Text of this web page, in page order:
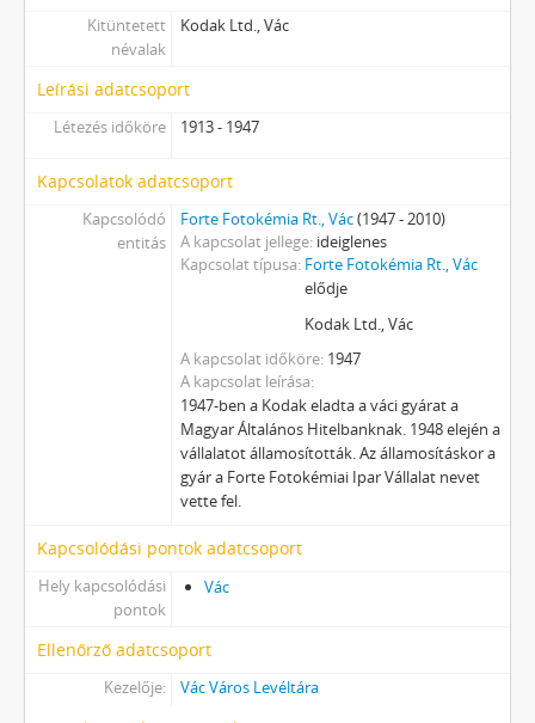
Kitüntetett
névalak
Kodak Ltd., Vác
Leírási adatcsoport
Létezés időköre 1913 - 1947
Kapcsolatok adatcsoport
Kapcsolódó
entitás
Forte Fotokémia Rt., Vác(1947 - 2010)
A kapcsolat jellege ideiglenes
Kapcsolat típusa Forte Fotokémia Rt., Vác
elődje
Kodak Ltd., Vác
A kapcsolat időköre 1947
A kapcsolat leírása
1947-ben a Kodak eladta a váci gyárat a
Magyar Általános Hitelbanknak. 1948 elején a
vállalatot államosították. Az államosításkor a
gyár a Forte Fotokémiai Ipar Vállalat nevet
vette fel.
Kapcsolódási pontok adatcsoport
Hely kapcsolódási
pontok
Vác
Ellenőrző adatcsoport
Kezelője: Vác Város Levéltára